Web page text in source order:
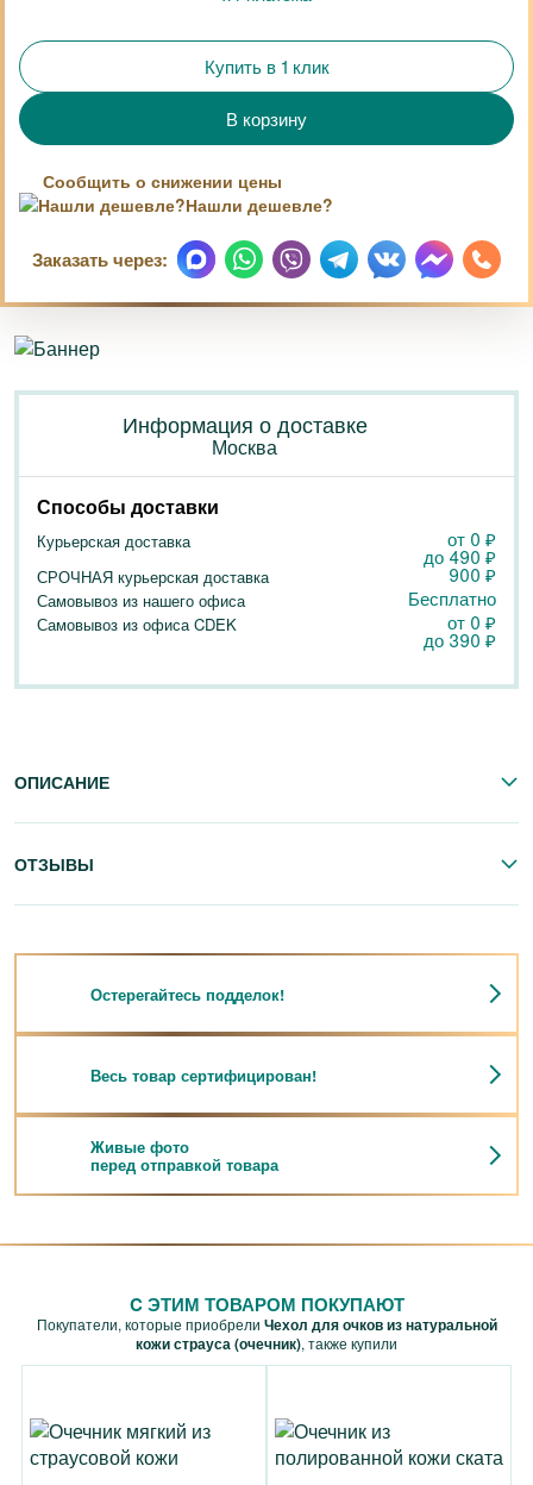
Купить в 1 клик
Сообщить о снижении цены
Нашли дешевле?
Заказать через:
Информация о доставке
Москва
Способы доставки
Курьерская доставка от 0 ₽
до 490 ₽
СРОЧНАЯ курьерская доставка 900 ₽
Самовывоз из нашего офиса Бесплатно
Самовывоз из офиса CDEK от 0 ₽
до 390 ₽
ОПИСАНИЕ
ОТЗЫВЫ
Остерегайтесь подделок!
Весь товар сертифицирован!
Живые фото
перед отправкой товара
C ЭТИМ ТОВАРОМ ПОКУПАЮТ
Покупатели, которые приобрели Чехол для очков из натуральной
кожи страуса (очечник), также купили